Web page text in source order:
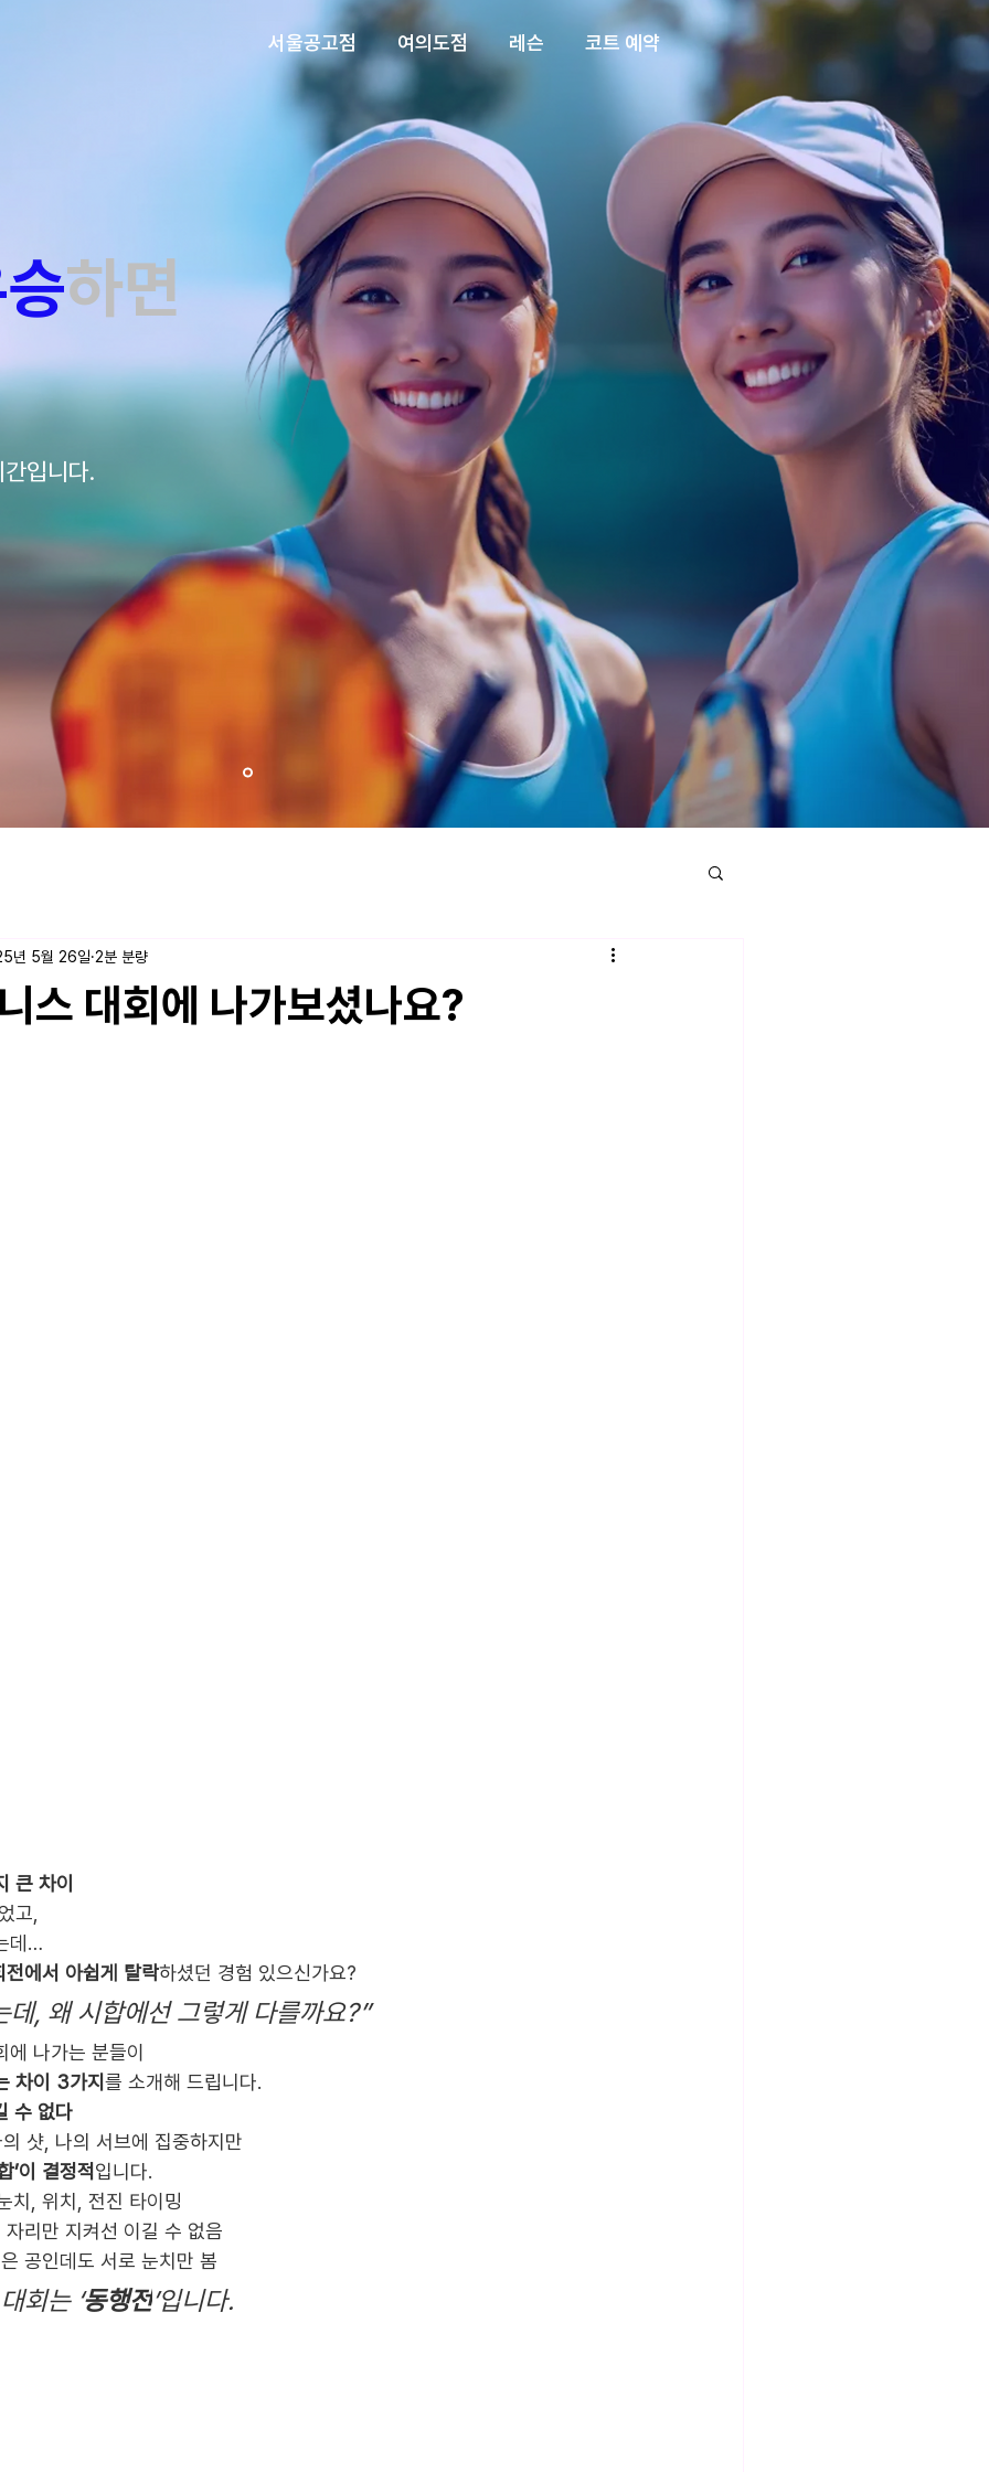
서울공고점 여의도점 레슨 코트 예약
하면
입니다.
스 대회에 나가보셨나요?
년 5월 26일 2분 분량
큰 차이
고,
데…
에서 아쉽게 탈락하셨던 경험 있으신가요?
데, 왜 시합에선 그렇게 다를까요?”
나가는 분들이
차이 3가지를 소개해 드립니다.
수 없다
샷, 나의 서브에 집중하지만
’이 결정적 입니다.
치, 위치, 전진 타이밍
자리만 지켜선 이길 수 없음
공인데도 서로 눈치만 봄
회는 ‘동행전’입니다.